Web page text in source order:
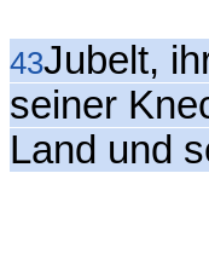
43Jubelt,
seiner
Land und